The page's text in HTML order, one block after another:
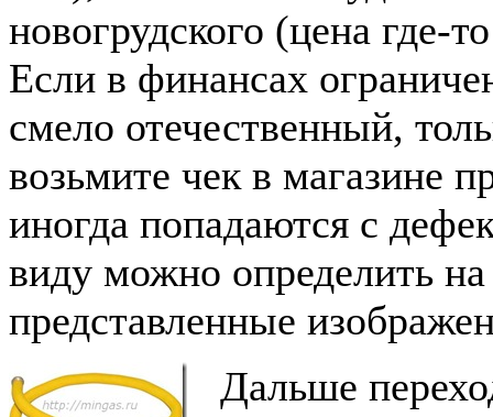
новогрудского (цена где-
Если в финансах
смело отечественный,
возьмите чек в магазине
иногда попадаются с
виду можно определить на
представленные
Дальше